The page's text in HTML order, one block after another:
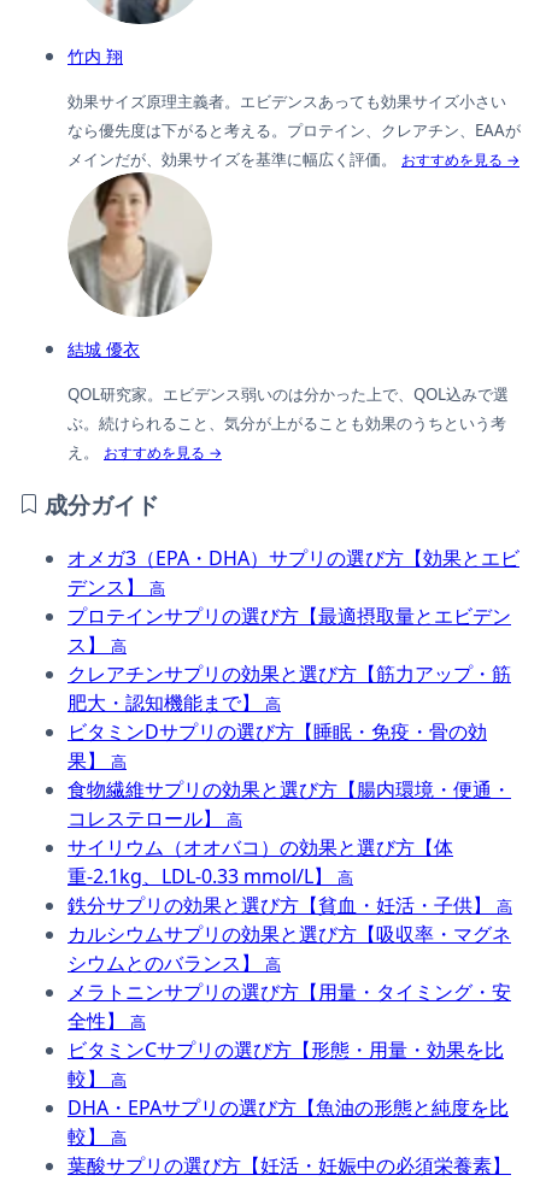
竹内 翔
効果サイズ原理主義者。エビデンスあっても効果サイズ小さい
なら優先度は下がると考える。プロテイン、クレアチン、EAAが
メインだが、効果サイズを基準に幅広く評価。
おすすめを見る →
結城 優衣
QOL研究家。エビデンス弱いのは分かった上で、QOL込みで選
ぶ。続けられること、気分が上がることも効果のうちという考
え。
おすすめを見る →
成分ガイド
オメガ3（EPA・DHA）サプリの選び方【効果とエビ
デンス】
高
プロテインサプリの選び方【最適摂取量とエビデン
ス】
高
クレアチンサプリの効果と選び方【筋力アップ・筋
肥大・認知機能まで】
高
ビタミンDサプリの選び方【睡眠・免疫・骨の効
果】
高
食物繊維サプリの効果と選び方【腸内環境・便通・
コレステロール】
高
サイリウム（オオバコ）の効果と選び方【体
重-2.1kg、LDL-0.33 mmol/L】
高
鉄分サプリの効果と選び方【貧血・妊活・子供】 高
カルシウムサプリの効果と選び方【吸収率・マグネ
シウムとのバランス】
高
メラトニンサプリの選び方【用量・タイミング・安
全性】
高
ビタミンCサプリの選び方【形態・用量・効果を比
較】
高
DHA・EPAサプリの選び方【魚油の形態と純度を比
較】
高
葉酸サプリの選び方【妊活・妊娠中の必須栄養素】